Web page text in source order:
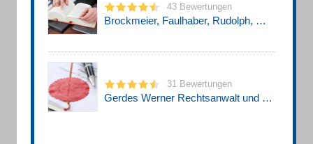
43 Bewertungen
Brockmeier, Faulhaber, Rudolph, Wältring, PartGmbB Rechtsanwälte u. Notare
31 Bewertungen
Gerdes Werner Rechtsanwalt und Notar a. D. in Kanzlei Brockmeier, Faulhaber, Rudolph